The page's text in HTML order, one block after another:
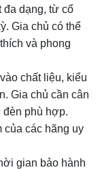
đa dạng, từ cổ
Gia chủ có thể
và phong
chất liệu, kiểu
Gia chủ cần cân
phù hợp.
của các hãng uy
gian bảo hành